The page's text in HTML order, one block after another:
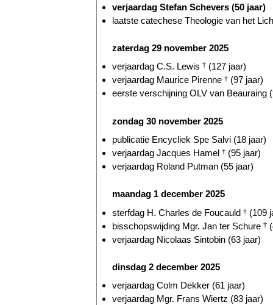
verjaardag Stefan Schevers (50 jaar)
laatste catechese Theologie van het
zaterdag 29 november 2025
verjaardag C.S. Lewis † (127 jaar)
verjaardag Maurice Pirenne † (97 jaar)
eerste verschijning OLV van Beauraing
zondag 30 november 2025
publicatie Encycliek Spe Salvi (18 jaar)
verjaardag Jacques Hamel † (95 jaar)
verjaardag Roland Putman (55 jaar)
maandag 1 december 2025
sterfdag H. Charles de Foucauld † (109
bisschopswijding Mgr. Jan ter Schure †
verjaardag Nicolaas Sintobin (63 jaar)
dinsdag 2 december 2025
verjaardag Colm Dekker (61 jaar)
verjaardag Mgr. Frans Wiertz (83 jaar)